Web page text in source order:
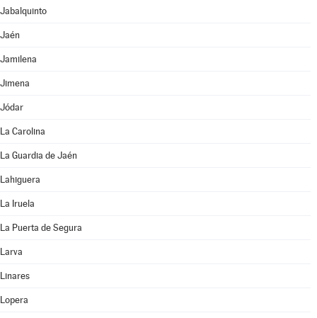
Jabalquinto
Jaén
Jamilena
Jimena
Jódar
La Carolina
La Guardia de Jaén
Lahiguera
La Iruela
La Puerta de Segura
Larva
Linares
Lopera